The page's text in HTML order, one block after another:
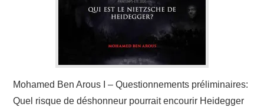
Mohamed Ben Arous I – Questionnements préliminaires:
Quel risque de déshonneur pourrait encourir Heidegger